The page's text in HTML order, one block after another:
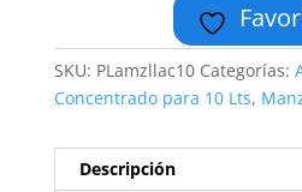
SKU: PLamzllac10 Categorías:
Concentrado para 10 Lts,
Descripción